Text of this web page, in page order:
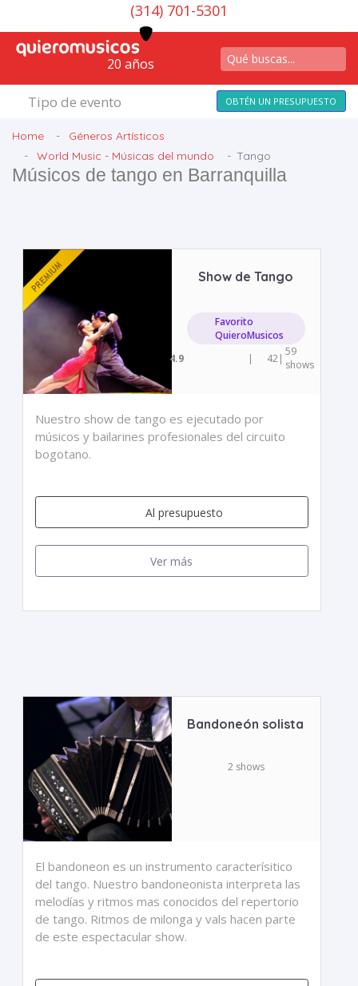
(314) 701-5301
20 años
Tipo de evento OBTÉN UN PRESUPUESTO
Home
Géneros Artísticos
World Music - Músicas del mundo
Tango
Músicos de tango en Barranquilla
Show de Tango
Favorito
QuieroMusicos
4.9
| 42| 59
shows
Nuestro show de tango es ejecutado por
músicos y bailarines profesionales del circuito
bogotano.
Al presupuesto
Ver más
Bandoneón solista
2 shows
El bandoneon es un instrumento caracterísitico
del tango. Nuestro bandoneonista interpreta las
melodías y ritmos mas conocidos del repertorio
de tango. Ritmos de milonga y vals hacen parte
de este espectacular show.